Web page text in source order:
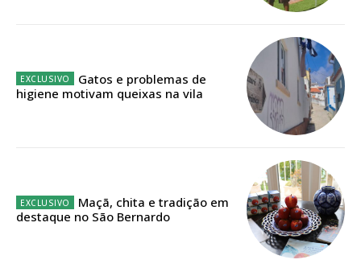
Acesso ao conteúdo online
Acesso aos conteúdos Exclusivos para
Gatos e problemas de
higiene motivam queixas na vila
Maçã, chita e tradição em
destaque no São Bernardo